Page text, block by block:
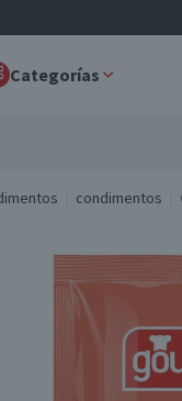
Categorías
condimentos